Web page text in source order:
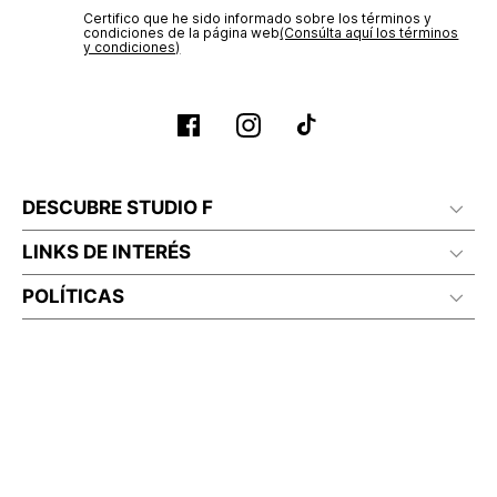
Certifico que he sido informado sobre los términos y
condiciones de la página web‎(Consúlta aquí los términos
y condiciones)
DESCUBRE STUDIO F
LINKS DE INTERÉS
POLÍTICAS